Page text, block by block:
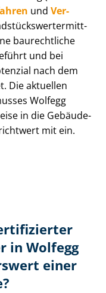
und Ver­
baurechtliche
und bei
nach dem
Die aktuellen
Wolfegg
in die Ge­bäu­de­
mit ein.
in Wolfegg
einer